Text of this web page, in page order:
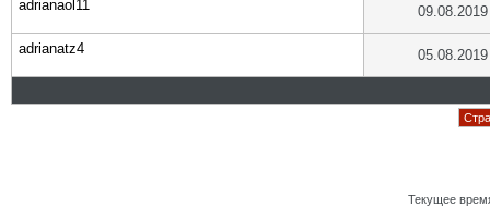
adrianaol11 09.08.2019
adrianatz4 05.08.2019
Текущее